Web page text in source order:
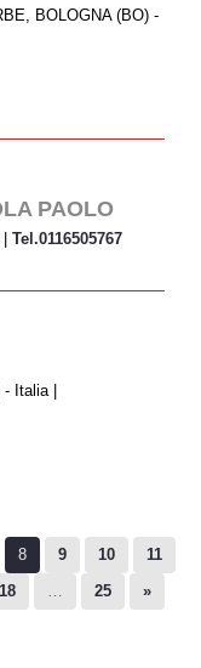
BOLOGNA (BO) -
PAOLO
| Tel.0116505767
- Italia |
8 9 10
11
18 25 »